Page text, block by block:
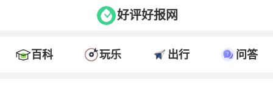
好评好报网
百科 玩乐 出行 问答